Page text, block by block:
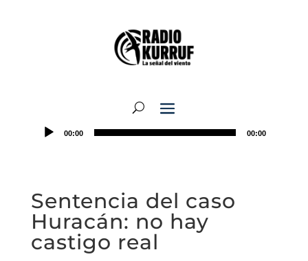
00:00 00:00
Sentencia del caso
Huracán: no hay
castigo real